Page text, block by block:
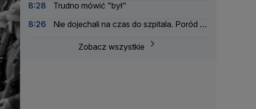
8:28
Trudno mówić "był"
8:26
Nie dojechali na czas do szpitala. Poród na
Zobacz wszystkie